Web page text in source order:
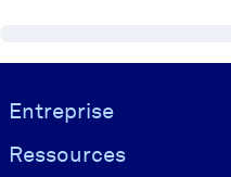
Visually hidden Text
Entreprise
Ressources